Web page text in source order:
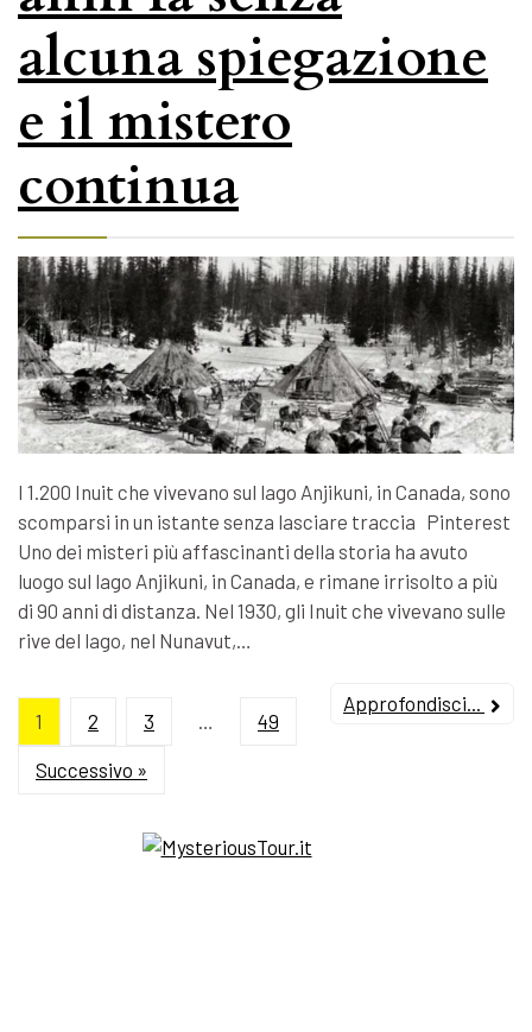
alcuna spiegazione
e il mistero
continua
I 1.200 Inuit che vivevano sul lago Anjikuni, in Canada, sono
scomparsi in un istante senza lasciare traccia Pinterest
Uno dei misteri più affascinanti della storia ha avuto
luogo sul lago Anjikuni, in Canada, e rimane irrisolto a più
di 90 anni di distanza. Nel 1930, gli Inuit che vivevano sulle
rive del lago, nel Nunavut,…
Approfondisci...
1 2 3 49
Successivo »